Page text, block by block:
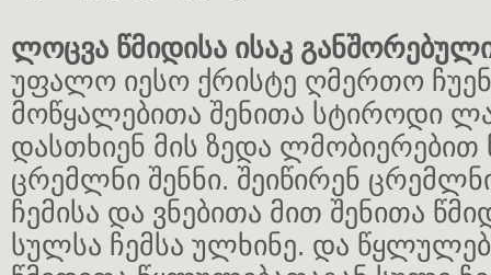
ლოცვა წმიდისა ისაკ
უფალო იესო ქრისტე ღმერთო
მოწყალებითა შენითა სტიროდი
დასთხიენ მის ზედა ლმობიერებით
ცრემლნი შენნი. შეიწირენ
ჩემისა და ვნებითა მით შენითა
სულსა ჩემსა ულხინე. და